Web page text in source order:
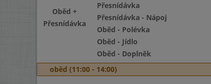
Oběd +
Přesnídávka
Přesnídávka
Přesnídávka - Nápoj
Oběd - Polévka
Oběd - Jídlo
Oběd - Doplněk
oběd (11:00 - 14:00)